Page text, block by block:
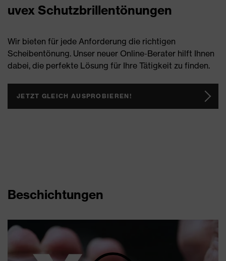
uvex Schutzbrillentönungen
Wir bieten für jede Anforderung die richtigen
Scheibentönung. Unser neuer Online-Berater hilft Ihnen
dabei, die perfekte Lösung für Ihre Tätigkeit zu finden.
JETZT GLEICH AUSPROBIEREN!
Beschichtungen